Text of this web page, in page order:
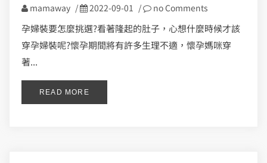
mamaway / 2022-09-01 / no Comments
孕婦裝要怎麼挑選?看著隆起的肚子，心想什麼時候才該
穿孕婦裝呢?懷孕期間將有許多生理不適，懷孕媽咪穿
著...
READ MORE